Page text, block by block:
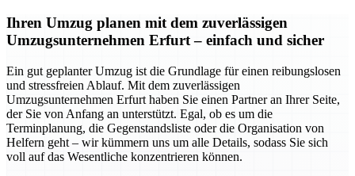
Ihren Umzug planen mit dem zuverlässigen
Umzugsunternehmen Erfurt – einfach und sicher
Ein gut geplanter Umzug ist die Grundlage für einen reibungslosen
und stressfreien Ablauf. Mit dem zuverlässigen
Umzugsunternehmen Erfurt haben Sie einen Partner an Ihrer Seite,
der Sie von Anfang an unterstützt. Egal, ob es um die
Terminplanung, die Gegenstandsliste oder die Organisation von
Helfern geht – wir kümmern uns um alle Details, sodass Sie sich
voll auf das Wesentliche konzentrieren können.